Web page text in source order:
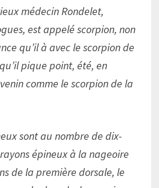
médecin Rondelet,
est appelé scorpion, non
qu’il à avec le scorpion de
pique point, été, en
comme le scorpion de la
sont au nombre de dix-
épineux à la nageoire
de la première dorsale, le